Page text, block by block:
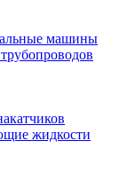
машины
жидкости